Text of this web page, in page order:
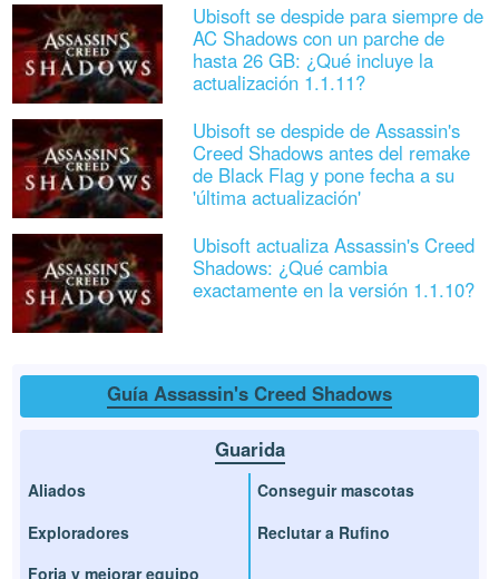
Ubisoft se despide para siempre de
AC Shadows con un parche de
hasta 26 GB: ¿Qué incluye la
actualización 1.1.11?
Ubisoft se despide de Assassin's
Creed Shadows antes del remake
de Black Flag y pone fecha a su
'última actualización'
Ubisoft actualiza Assassin's Creed
Shadows: ¿Qué cambia
exactamente en la versión 1.1.10?
Guía Assassin's Creed Shadows
Guarida
Aliados
Exploradores
Forja y mejorar equipo
Conseguir mascotas
Reclutar a Rufino